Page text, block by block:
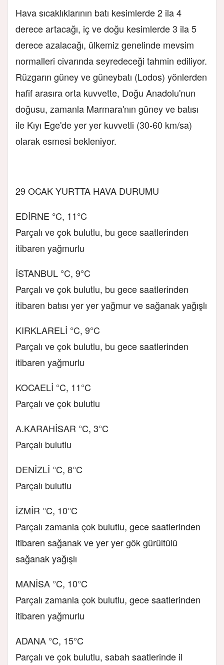
Hava sıcaklıklarının batı kesimlerde 2 ila 4
derece artacağı, iç ve doğu kesimlerde 3 ila 5
derece azalacağı, ülkemiz genelinde mevsim
normalleri civarında seyredeceği tahmin ediliyor.
Rüzgarın güney ve güneybatı (Lodos) yönlerden
hafif arasıra orta kuvvette, Doğu Anadolu'nun
doğusu, zamanla Marmara'nın güney ve batısı
ile Kıyı Ege'de yer yer kuvvetli (30-60 km/sa)
olarak esmesi bekleniyor.
29 OCAK YURTTA HAVA DURUMU
EDİRNE °C, 11°C
Parçalı ve çok bulutlu, bu gece saatlerinden
itibaren yağmurlu
İSTANBUL °C, 9°C
Parçalı ve çok bulutlu, bu gece saatlerinden
itibaren batısı yer yer yağmur ve sağanak yağışlı
KIRKLARELİ °C, 9°C
Parçalı ve çok bulutlu, bu gece saatlerinden
itibaren yağmurlu
KOCAELİ °C, 11°C
Parçalı ve çok bulutlu
A.KARAHİSAR °C, 3°C
Parçalı bulutlu
DENİZLİ °C, 8°C
Parçalı bulutlu
İZMİR °C, 10°C
Parçalı zamanla çok bulutlu, gece saatlerinden
itibaren sağanak ve yer yer gök gürültülü
sağanak yağışlı
MANİSA °C, 10°C
Parçalı zamanla çok bulutlu, gece saatlerinden
itibaren yağmurlu
ADANA °C, 15°C
Parçalı ve çok bulutlu, sabah saatlerinde il